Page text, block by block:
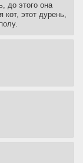
до этого она
кот, этот дурень,